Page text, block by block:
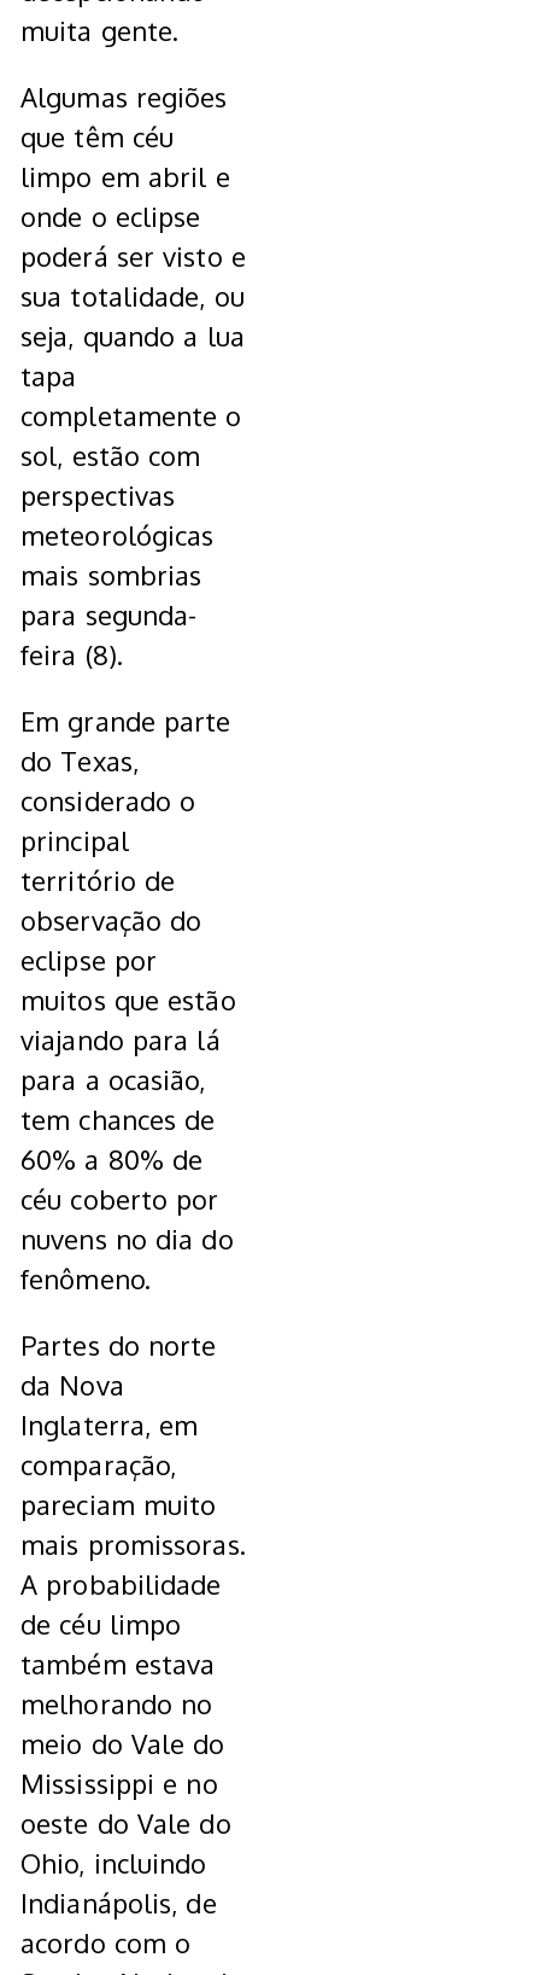
muita gente.
Algumas regiões
que têm céu
limpo em abril e
onde o eclipse
poderá ser visto e
sua totalidade, ou
seja, quando a lua
tapa
completamente o
sol, estão com
perspectivas
meteorológicas
mais sombrias
para segunda-
feira (8).
Em grande parte
do Texas,
considerado o
principal
território de
observação do
eclipse por
muitos que estão
viajando para lá
para a ocasião,
tem chances de
60% a 80% de
céu coberto por
nuvens no dia do
fenômeno.
Partes do norte
da Nova
Inglaterra, em
comparação,
pareciam muito
mais promissoras.
A probabilidade
de céu limpo
também estava
melhorando no
meio do Vale do
Mississippi e no
oeste do Vale do
Ohio, incluindo
Indianápolis, de
acordo com o